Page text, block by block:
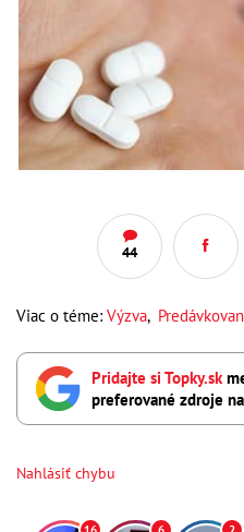
44
Viac o téme: Výzva,
Pridajte si Topky.sk
preferované zdroje
Nahlásiť chybu